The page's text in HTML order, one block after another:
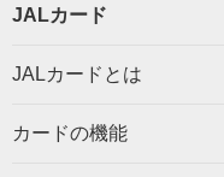
JALカード
JALカードとは
カードの機能